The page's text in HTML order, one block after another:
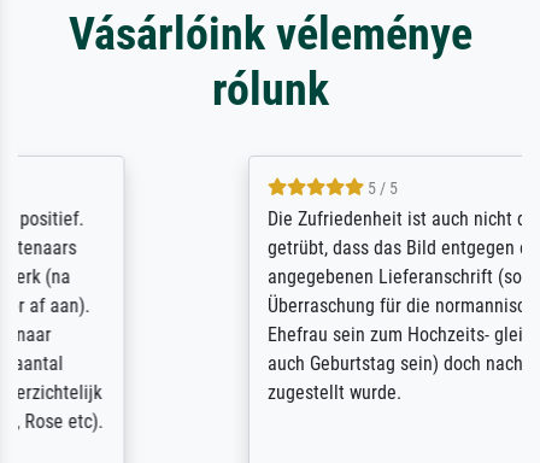
Vásárlóink véleménye
rólunk
Die Zufriedenheit ist auch nicht dadurch
getrübt, dass das Bild entgegen einer
angegebenen Lieferanschrift (sollte eine
Überraschung für die normannische
Ehefrau sein zum Hochzeits- gleichzeitig
auch Geburtstag sein) doch nach zu Hause
zugestellt wurde.